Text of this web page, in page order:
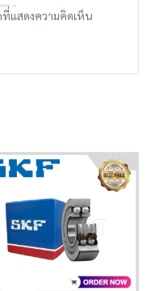
แสดงความคิดเห็น